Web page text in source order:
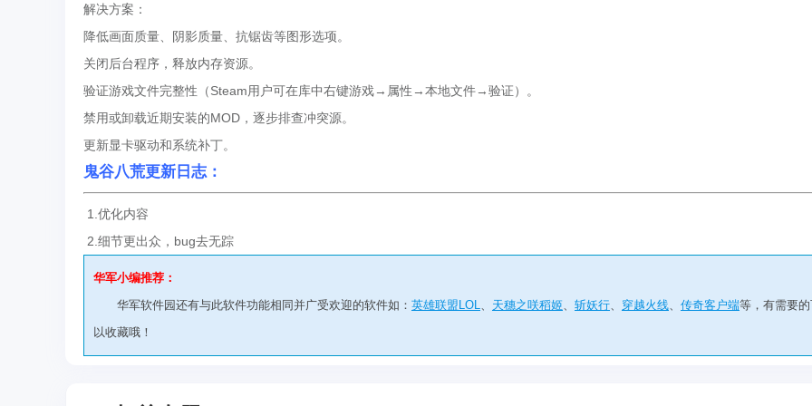
解决方案：
降低画面质量、阴影质量、抗锯齿等图形选项。
关闭后台程序，释放内存资源。
验证游戏文件完整性（Steam用户可在库中右键游戏→属性→本地文件→验证）。
禁用或卸载近期安装的MOD，逐步排查冲突源。
更新显卡驱动和系统补丁。
鬼谷八荒更新日志：
1.优化内容
2.细节更出众，bug去无踪
华军小编推荐：
华军软件园还有与此软件功能相同并广受欢迎的软件如： 英雄联盟LOL、 天穗之咲稻姬、 斩妖行、 穿越火线、 传奇客户端等，有需要
以收藏哦！